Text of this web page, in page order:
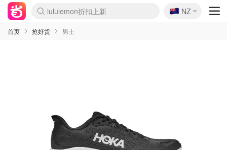
lululemon折扣上新
Sasa美妆护肤3.5折
SSENSE年中2.5折
FreshBeauty好价汇总
Cettire降价+叠9折
WWS Coles超市实拍
viagogo二手票捡漏
Myer超级周末
The Outnet奢牌1折起
David Jones 3折起
Flannels大牌1折
Perfumes Club护肤1折
AMIRO面罩$251
Amazon折扣汇总
eToro入金$200送$50
Amazon数码好物
ICONIC本周7.5折
ThedoubleF高奢地板价
Moose Knuckles 6折
丝芙兰5折起
EUFY摄像头$98
Selenichast首饰2折
Trip机票酒店促销
YSL送5件彩妆礼
Amazon家居好物
Amazon美妆护肤
雅漾大喷$8
过敏原检测盒$33
伊索独家赠50ml沐浴露
科颜氏高保湿面霜$29
SEALIFE海洋馆门票6折
丝塔芙大白罐$16
订阅Newsletter送香薰
Cult Beauty 6.8折
Harrods圣诞日历$525
LN-CC奢牌私促3折
d'Alba空姐喷雾$16
EVE LOM套装£56
Bernardelli独家4折
Adore Beauty 6折起
CT圣诞日历
Mytheresa奢品2.7折
Luxury Escapes 9折
Currentbody美容仪$881
MOON Garden Live
Roborock扫地机$649
Tingo Life水杯$24
Valentino官网5折
CR洗护套装$23
修丽可4件套$159
Myer彩妆2件7折
GANNI官网4.5折
Stylevana韩妆4折
Tessabit高奢8.5折
OGX洗发水$11
Amazon阿德莱德次日达
卡诗8.5折+赠礼
Philips Hue灯具8折
🇳🇿
NZ
首页 抢好货 男士